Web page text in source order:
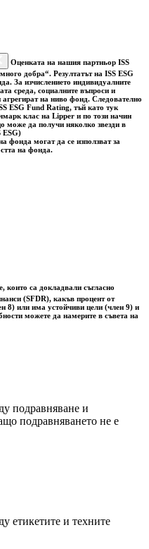
Оценката на нашия партньор ISS
добра“. Резултатът на ISS ESG
За изчислението индивидуалните
среда, социалните въпроси и
на ниво фонд. Следователно
ESG Fund Rating, тъй като тук
клас на Lipper и по този начин
може да получи няколко звезди в
ESG)
фонда могат да се използват за
на фонда.
които са докладвали съгласно
(SFDR), какъв процент от
8) или има устойчиви цели (член 9) и
можете да намерите в съвета на
подравняване и
подравняването не е
етикетите и техните